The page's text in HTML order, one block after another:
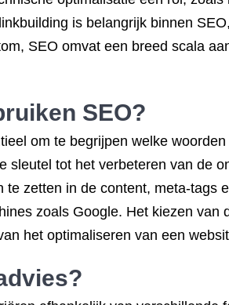
is belangrijk binnen
SEO omvat een breed scala
SEO?
om te begrijpen welke
sleutel tot het verbeteren van de
te zetten in de content, meta-
zoals Google. Het kiezen
het optimaliseren van een